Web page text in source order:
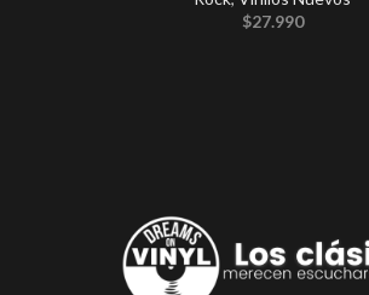
$27.990